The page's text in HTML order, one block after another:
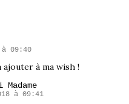
09:40
à ma wish !
à 09:41